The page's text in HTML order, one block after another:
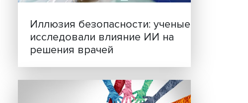
ВШЭ,
как
для